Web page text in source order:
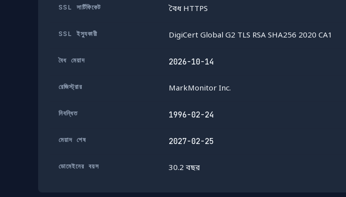
SSL সার্টিফিকেট বৈধ HTTPS
SSL ইস্যুকারী DigiCert Global G2 TLS RSA SHA256 2020 CA1
বৈধ মেয়াদ 2026-10-14
রেজিস্ট্রার MarkMonitor Inc.
নিবন্ধিত 1996-02-24
মেয়াদ শেষ 2027-02-25
ডোমেইনের বয়স 30.2 বছর